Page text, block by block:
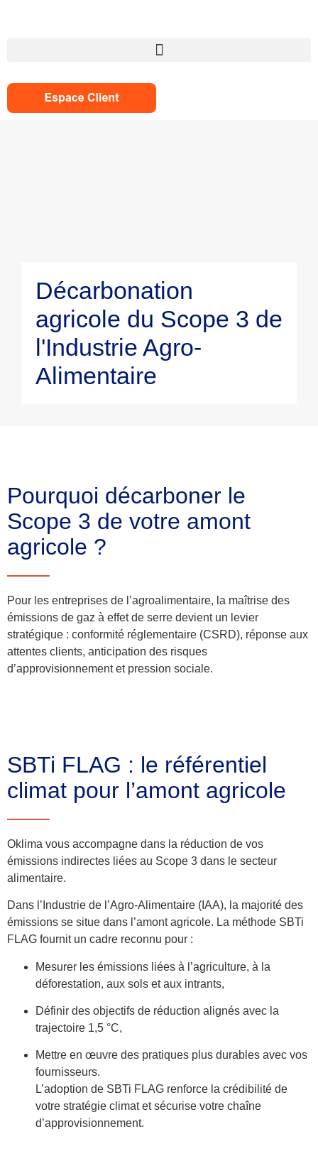
Décarbonation
agricole du Scope 3 de
l'Industrie Agro-
Alimentaire
Pourquoi décarboner le
Scope 3 de votre amont
agricole ?
Pour les entreprises de l’agroalimentaire, la maîtrise des
émissions de gaz à effet de serre devient un levier
stratégique : conformité réglementaire (CSRD), réponse aux
attentes clients, anticipation des risques
d’approvisionnementet pression sociale.
SBTi FLAG : le référentiel
climat pour l’amont agricole
Oklima vous accompagne dans la réduction de vos
émissions indirectes liées au Scope 3 dans le secteur
alimentaire.
Dans l’Industrie de l’Agro-Alimentaire (IAA), la majorité des
émissions se situe dans l’amont agricole. La méthode SBTi
FLAG fournit un cadre reconnu pour :
Mesurer les émissions liées à l’agriculture, à la
déforestation, aux sols et aux intrants,
Définir des objectifs de réduction alignés avec la
trajectoire 1,5 °C,
Mettre en œuvre des pratiques plus durables avec vos
fournisseurs.
L’adoption de SBTi FLAG renforce la crédibilité de
votre stratégie climat et sécurise votre chaîne
d’approvisionnement.